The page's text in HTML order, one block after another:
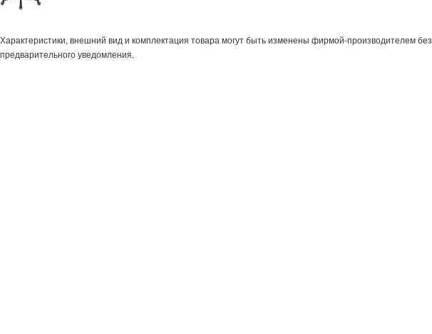
Характеристики, внешний вид и комплектация товара могут быть изменены фирмой-производителем без
предварительного уведомления.